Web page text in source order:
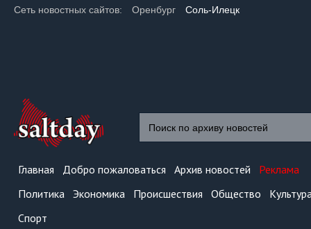
Сеть новостных сайтов: Оренбург Соль-Илецк
Главная Добро пожаловаться Архив новостей
Реклама
Политика Экономика Происшествия Общество
Спорт